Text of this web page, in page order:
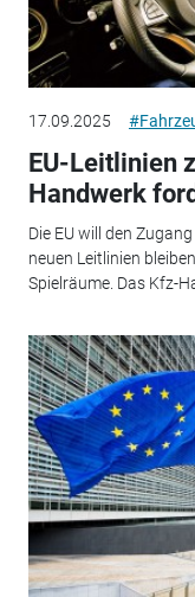
17.09.2025
EU-Leitlinien
Handwerk
Die EU will den
neuen Leitlinien
Spielräume. Das Kfz-